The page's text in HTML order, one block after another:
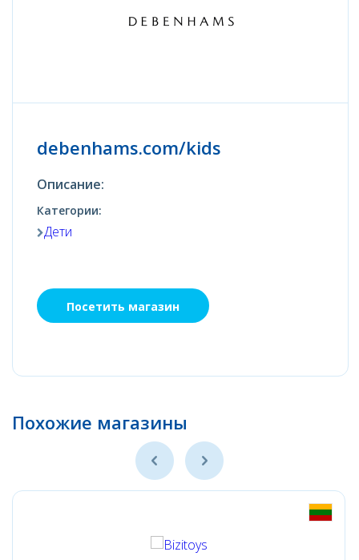
debenhams.com/kids
Описание:
Категории:
Дети
Посетить магазин
Похожие магазины